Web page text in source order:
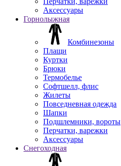
Аксессуары
Горнолыжная
Комбинезоны
Плащи
Куртки
Брюки
Термобелье
Софтшелл, флис
Жилеты
Повседневная одежда
Шапки
Подшлемники, вороты
Перчатки, варежки
Аксессуары
Снегоходная